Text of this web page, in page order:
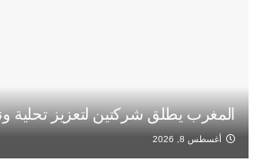
المغرب يطلق شركتين لتعزيز تحلية
أغسطس 8, 2026